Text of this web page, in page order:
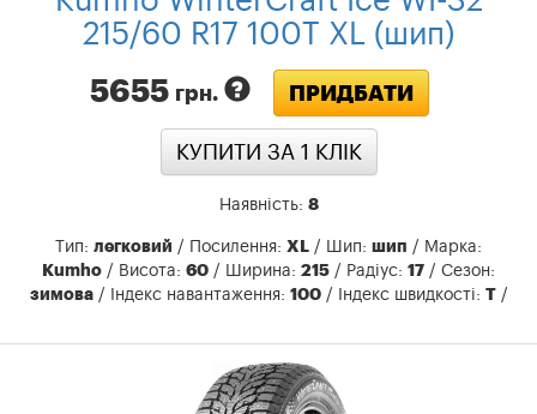
215/60 R17 100T XL (шип)
5655 грн. ПРИДБАТИ
КУПИТИ ЗА 1 КЛIК
Наявність: 8
Тип: легковий / Посилення: XL / Шип: шип / Марка:
Kumho / Висота: 60 ​​/ Ширина: 215 / Радіус: 17 / Сезон:
зимова/ Індекс навантаження: 100/ Індекс швидкості: T/